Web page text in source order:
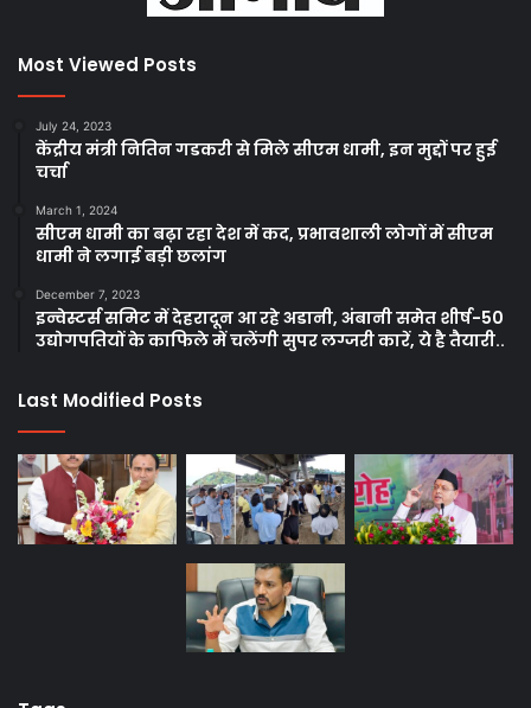
Most Viewed Posts
July 24, 2023
केंद्रीय मंत्री नितिन गडकरी से मिले सीएम धामी, इन मुद्दों पर हुई
चर्चा
March 1, 2024
सीएम धामी का बढ़ा रहा देश में कद, प्रभावशाली लोगों में सीएम
धामी ने लगाई बड़ी छलांग
December 7, 2023
इन्वेस्टर्स समिट में देहरादून आ रहे अडानी, अंबानी समेत शीर्ष-50
उद्योगपतियों के काफिले में चलेंगी सुपर लग्जरी कारें, ये है तैयारी..
Last Modified Posts